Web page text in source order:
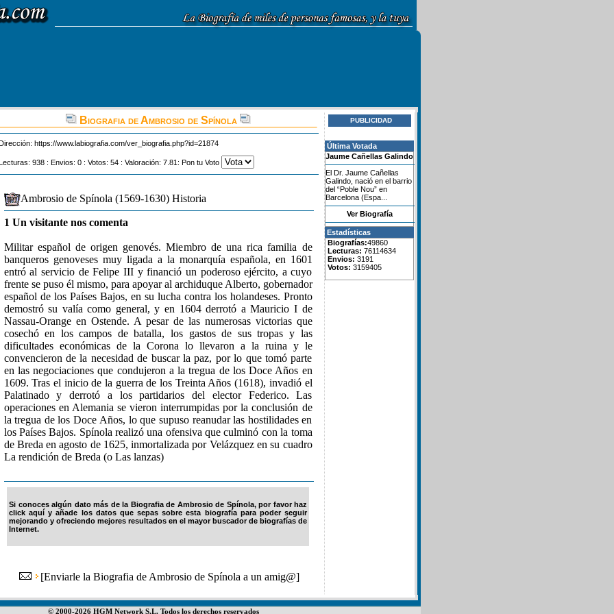
Biografia de Ambrosio de Spínola
https://www.labiografia.com/ver_biografia.php?id=21874
938 : Envios: 0 : Votos: 54 : Valoración: 7.81: Pon tu Voto
Ambrosio de Spínola (1569-1630) Historia
1 Un visitante nos comenta
Militar español de origen genovés. Miembro de una rica familia de
banqueros genoveses muy ligada a la monarquía española, en 1601
entró al servicio de Felipe III y financió un poderoso ejército, a cuyo
frente se puso él mismo, para apoyar al archiduque Alberto, gobernador
español de los Países Bajos, en su lucha contra los holandeses. Pronto
demostró su valía como general, y en 1604 derrotó a Mauricio I de
Nassau-Orange en Ostende. A pesar de las numerosas victorias que
cosechó en los campos de batalla, los gastos de sus tropas y las
dificultades económicas de la Corona lo llevaron a la ruina y le
convencieron de la necesidad de buscar la paz, por lo que tomó parte
en las negociaciones que condujeron a la tregua de los Doce Años en
1609. Tras el inicio de la guerra de los Treinta Años (1618), invadió el
Palatinado y derrotó a los partidarios del elector Federico. Las
operaciones en Alemania se vieron interrumpidas por la conclusión de
la tregua de los Doce Años, lo que supuso reanudar las hostilidades en
los Países Bajos. Spínola realizó una ofensiva que culminó con la toma
de Breda en agosto de 1625, inmortalizada por Velázquez en su cuadro
La rendición de Breda (o Las lanzas)
Si conoces algún dato más de la Biografia de Ambrosio de Spínola, por favor haz
click aquí y añade los datos que sepas sobre esta biografía para poder seguir
mejorando y ofreciendo mejores resultados en el mayor buscador de biografías de
Internet.
[Enviarle la Biografia de Ambrosio de Spínola a un amig@]
PUBLICIDAD
Última Votada
Jaume Cañellas Galindo
El Dr. Jaume Cañellas
Galindo, nació en el barrio
del “Poble Nou” en
Barcelona (Espa...
Ver Biografía
Estadísticas
Biografías:49860
Lecturas: 76114634
Envios: 3191
Votos: 3159405
© 2000-2026 HGM Network S.L. Todos los derechos reservados